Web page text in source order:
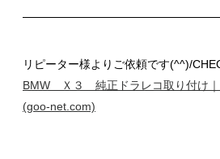
リピーター様よりご依頼です(^^)/
BMW Ｘ３ 純正ドラレコ取り付け｜
(goo-net.com)